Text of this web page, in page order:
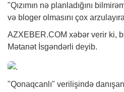
"Qızımın nə planladığını
və bloger olmasını çox
AZXEBER.COM xəbər verir ki,
Mətanət İsgəndərli deyib.
"Qonaqcanlı" verilişində danışan